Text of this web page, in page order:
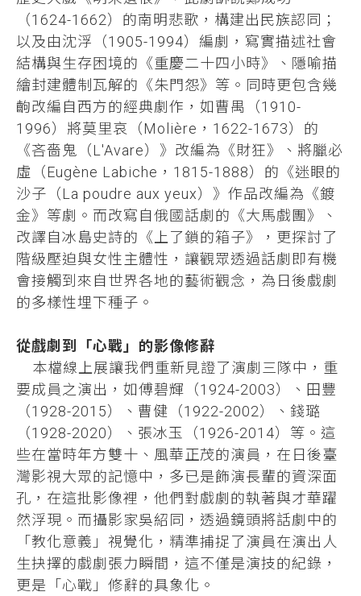
（1624-1662）的南明悲歌，構建出民族認同；
以及由沈浮（1905-1994）編劇，寫實描述社會
結構與生存困境的《重慶二十四小時》、隱喻描
繪封建體制瓦解的《朱門怨》等。同時更包含幾
齣改編自西方的經典劇作，如曹禺（1910-
1996）將莫里哀（Molière，1622-1673）的
《吝嗇鬼（L'Avare）》改編為《財狂》、將臘必
虛（Eugène Labiche，1815-1888）的《迷眼的
沙子（La poudre aux yeux）》作品改編為《鍍
金》等劇。而改寫自俄國話劇的《大馬戲團》、
改譯自冰島史詩的《上了鎖的箱子》，更探討了
階級壓迫與女性主體性，讓觀眾透過話劇即有機
會接觸到來自世界各地的藝術觀念，為日後戲劇
的多樣性埋下種子。
從戲劇到「心戰」的影像修辭
本檔線上展讓我們重新見證了演劇三隊中，重
要成員之演出，如傅碧輝（1924-2003）、田豐
（1928-2015）、曹健（1922-2002）、錢璐
（1928-2020）、張冰玉（1926-2014）等。這
些在當時年方雙十、風華正茂的演員，在日後臺
灣影視大眾的記憶中，多已是飾演長輩的資深面
孔，在這批影像裡，他們對戲劇的執著與才華躍
然浮現。而攝影家吳紹同，透過鏡頭將話劇中的
「教化意義」視覺化，精準捕捉了演員在演出人
生抉擇的戲劇張力瞬間，這不僅是演技的紀錄，
更是「心戰」修辭的具象化。